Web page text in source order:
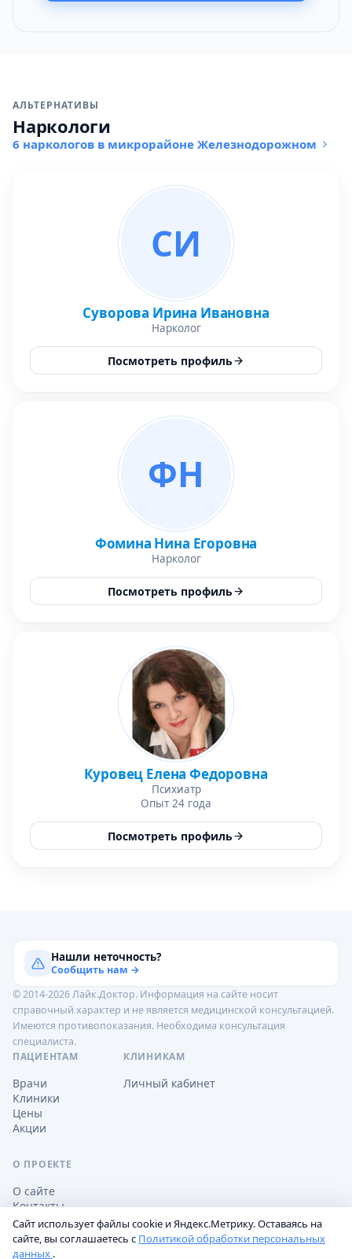
АЛЬТЕРНАТИВЫ
Наркологи
6 наркологов в микрорайоне Железнодорожном
СИ
Суворова Ирина Ивановна
Нарколог
Посмотреть профиль
ФН
Фомина Нина Егоровна
Нарколог
Посмотреть профиль
Куровец Елена Федоровна
Психиатр
Опыт 24 года
Посмотреть профиль
Нашли неточность?
Сообщить нам →
© 2014-2026 Лайк.Доктор. Информация на сайте носит
справочный характер и не является медицинской консультацией.
Имеются противопоказания. Необходима консультация
специалиста.
ПАЦИЕНТАМ
Врачи
Клиники
Цены
Акции
КЛИНИКАМ
Личный кабинет
О ПРОЕКТЕ
О сайте
Контакты
Сайт использует файлы cookie и Яндекс.Метрику. Оставаясь на
сайте, вы соглашаетесь с Политикой обработки персональных
данных .